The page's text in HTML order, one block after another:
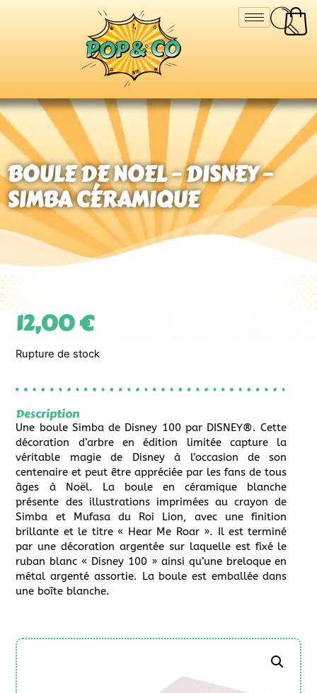
BOULE DE NOEL – DISNEY –
SIMBA CÉRAMIQUE
12,00€
Rupture de stock
Description
Une boule Simba de Disney 100 par DISNEY®. Cette
décoration d’arbre en édition limitée capture la
véritable magie de Disney à l’occasion de son
centenaire et peut être appréciée par les fans de tous
âges à Noël. La boule en céramique blanche
présente des illustrations imprimées au crayon de
Simba et Mufasa du Roi Lion, avec une finition
brillante et le titre « Hear Me Roar ». Il est terminé
par une décoration argentée sur laquelle est fixé le
ruban blanc « Disney 100 » ainsi qu’une breloque en
métal argenté assortie. La boule est emballée dans
une boîte blanche.